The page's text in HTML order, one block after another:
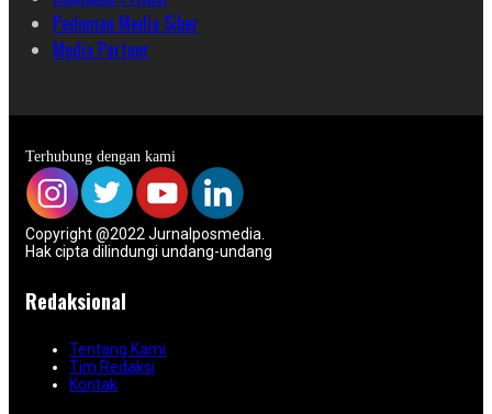
Pedoman Media Siber
Media Partner
Terhubung dengan kami
Copyright @2022 Jurnalposmedia.
Hak cipta dilindungi undang-undang
Redaksional
Tentang Kami
Tim Redaksi
Kontak